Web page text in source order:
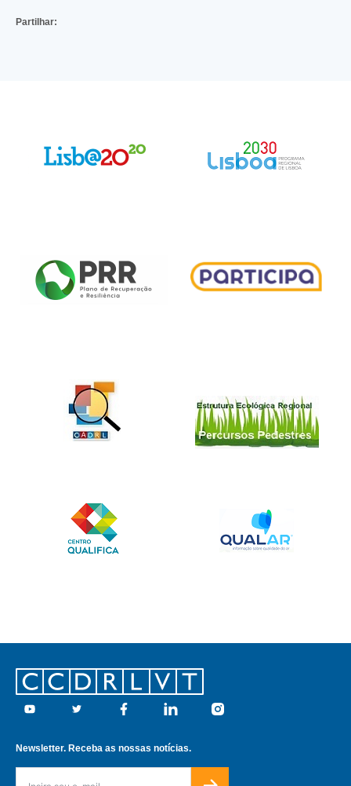
Partilhar:
Footer
Youtube Twitter Facebook Linkedin Instagram
Newsletter. Receba as nossas notícias.